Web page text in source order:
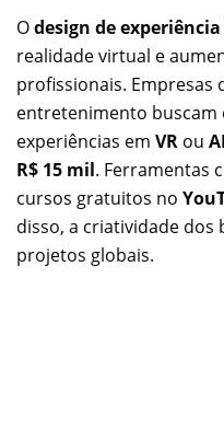
Odesign de
realidade virtual e
profissionais. Empresas
entretenimento buscam
experiências em VR ou
R$ 15 mil. Ferramentas
cursos gratuitos no
disso, a criatividade
projetos globais.